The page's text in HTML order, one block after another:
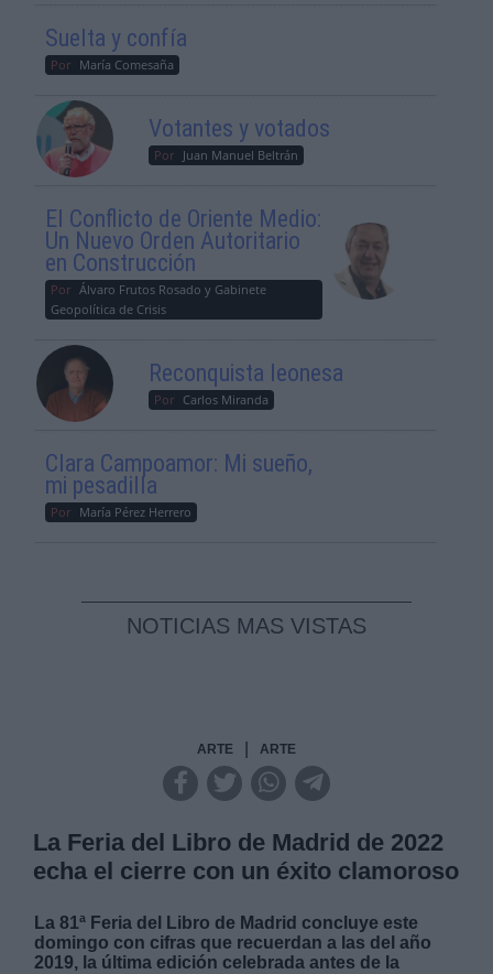
Suelta y confía
Por María Comesaña
Votantes y votados
Por Juan Manuel Beltrán
El Conflicto de Oriente Medio:
Un Nuevo Orden Autoritario
en Construcción
Por Álvaro Frutos Rosado y Gabinete
Geopolítica de Crisis
Reconquista leonesa
Por Carlos Miranda
Clara Campoamor: Mi sueño,
mi pesadilla
Por María Pérez Herrero
NOTICIAS MAS VISTAS
ARTE ARTE
La Feria del Libro de Madrid de 2022
echa el cierre con un éxito clamoroso
La 81ª Feria del Libro de Madrid concluye este
domingo con cifras que recuerdan a las del año
2019, la última edición celebrada antes de la